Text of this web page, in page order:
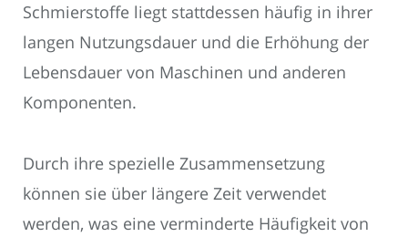
Schmierstoffe liegt stattdessen häufig in ihrer
langen Nutzungsdauer und die Erhöhung der
Lebensdauer von Maschinen und anderen
Komponenten.
Durch ihre spezielle Zusammensetzung
können sie über längere Zeit verwendet
werden, was eine verminderte Häufigkeit von